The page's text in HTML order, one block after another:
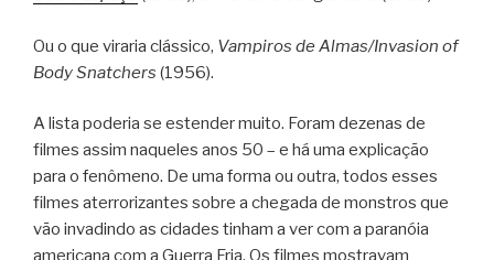
Ou o que viraria clássico, Vampiros de Almas/Invasion of
Body Snatchers (1956).
A lista poderia se estender muito. Foram dezenas de
filmes assim naqueles anos 50 – e há uma explicação
para o fenômeno. De uma forma ou outra, todos esses
filmes aterrorizantes sobre a chegada de monstros que
vão invadindo as cidades tinham a ver com a paranóia
americana com a Guerra Fria. Os filmes mostravam